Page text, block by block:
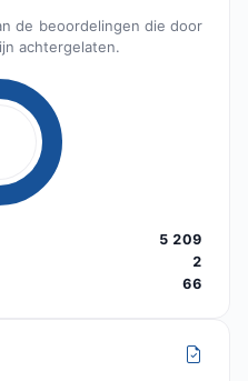
de beoordelingen die door
achtergelaten.
5 209
2
66